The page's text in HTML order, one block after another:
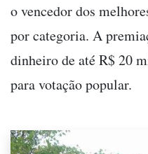
o vencedor dos
por categoria. A
dinheiro de até R$ 20
para votação popular.